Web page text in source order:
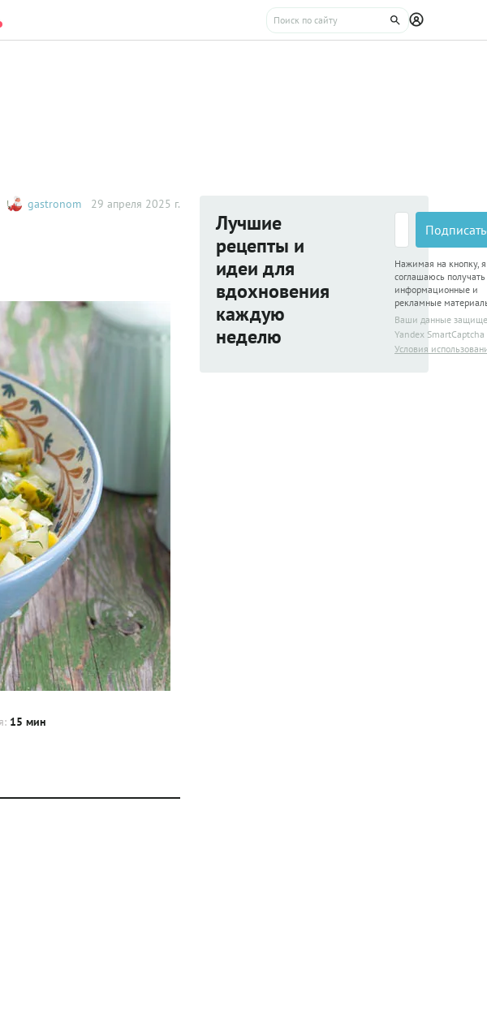
gastronom 29 апреля 2025 г.
15 мин
Лучшие
рецепты и
идеи для
вдохновения
каждую
неделю
Нажимая на кнопку, я
соглашаюсь получать
информационные и
рекламные
Ваши данные
Yandex SmartCaptcha
Условия